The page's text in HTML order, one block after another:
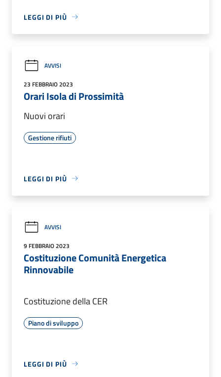
LEGGI DI PIÙ
AVVISI
23 FEBBRAIO 2023
Orari Isola di Prossimità
Nuovi orari
Gestione rifiuti
LEGGI DI PIÙ
AVVISI
9 FEBBRAIO 2023
Costituzione Comunità Energetica
Rinnovabile
Costituzione della CER
Piano di sviluppo
LEGGI DI PIÙ